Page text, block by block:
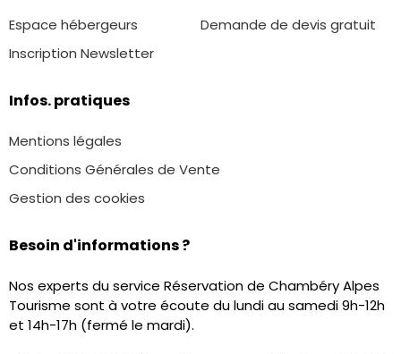
Espace hébergeurs
Demande de devis gratuit
Inscription Newsletter
Infos. pratiques
Mentions légales
Conditions Générales de Vente
Gestion des cookies
Besoin d'informations ?
Nos experts du service Réservation de Chambéry Alpes
Tourisme sont à votre écoute du lundi au samedi 9h-12h
et 14h-17h (fermé le mardi).